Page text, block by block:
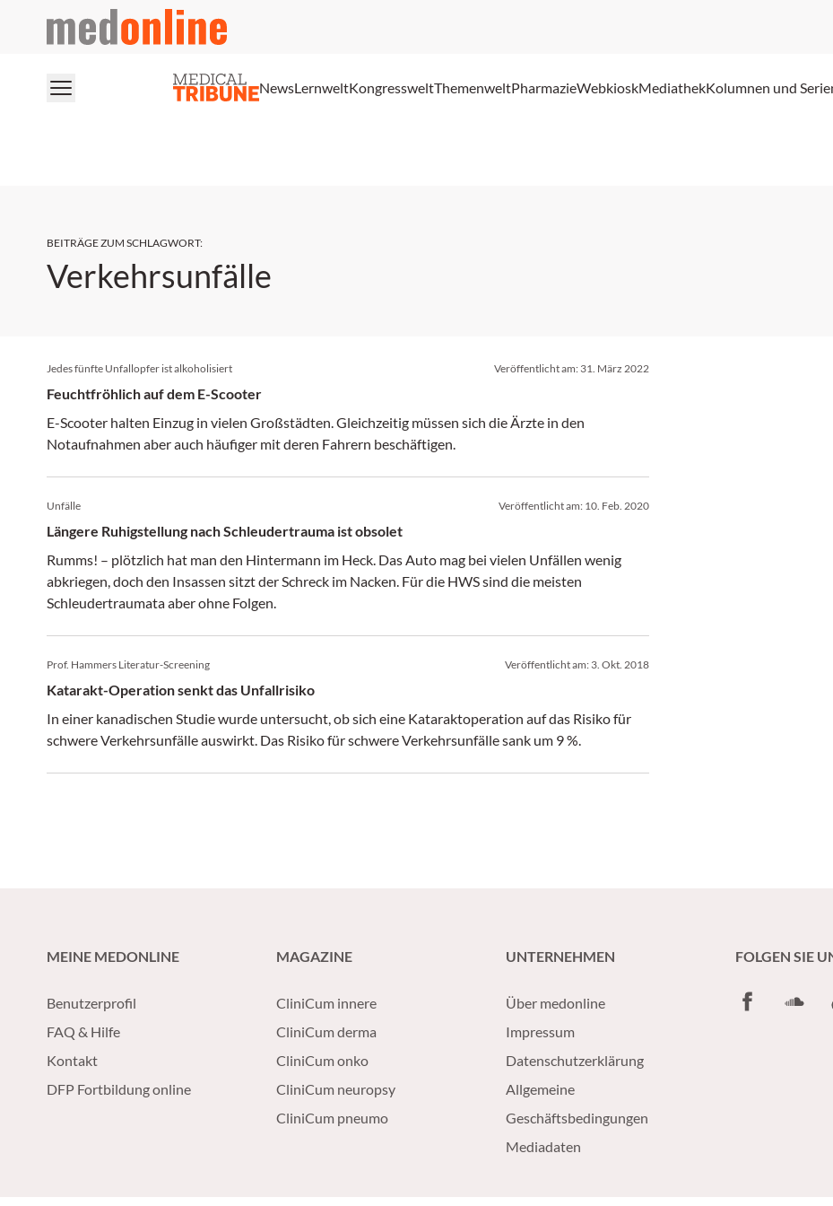
medonline
NewsLernweltKongressweltThemenweltPharmazieWebkioskMediathekKolumnen und
BEITRÄGE ZUM SCHLAGWORT:
Verkehrsunfälle
Jedes fünfte Unfallopfer ist alkoholisiert Veröffentlicht am: 31. März 2022
Feuchtfröhlich auf dem E-Scooter
E-Scooter halten Einzug in vielen Großstädten. Gleichzeitig müssen sich die Ärzte in den
Notaufnahmen aber auch häufiger mit deren Fahrern beschäftigen.
Unfälle Veröffentlicht am: 10. Feb. 2020
Längere Ruhigstellung nach Schleudertrauma ist obsolet
Rumms! – plötzlich hat man den Hintermann im Heck. Das Auto mag bei vielen Unfällen wenig
abkriegen, doch den Insassen sitzt der Schreck im Nacken. Für die HWS sind die meisten
Schleudertraumata aber ohne Folgen.
Prof. Hammers Literatur-Screening Veröffentlicht am: 3. Okt. 2018
Katarakt-Operation senkt das Unfallrisiko
In einer kanadischen Studie wurde untersucht, ob sich eine Kataraktoperation auf das Risiko für
schwere Verkehrsunfälle auswirkt. Das Risiko für schwere Verkehrsunfälle sank um 9 %.
MEINE MEDONLINE
Benutzerprofil
FAQ & Hilfe
Kontakt
DFP Fortbildung online
MAGAZINE
CliniCum innere
CliniCum derma
CliniCum onko
CliniCum neuropsy
CliniCum pneumo
UNTERNEHMEN
Über medonline
Impressum
Datenschutzerklärung
Allgemeine
Geschäftsbedingungen
Mediadaten
FOLGEN SIE
Facebook